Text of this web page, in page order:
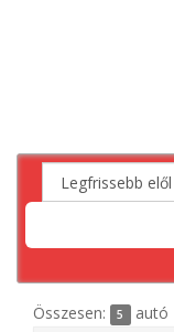
Összesen: 5 autó